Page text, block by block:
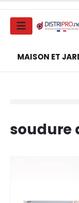
MAISON ET
soudure